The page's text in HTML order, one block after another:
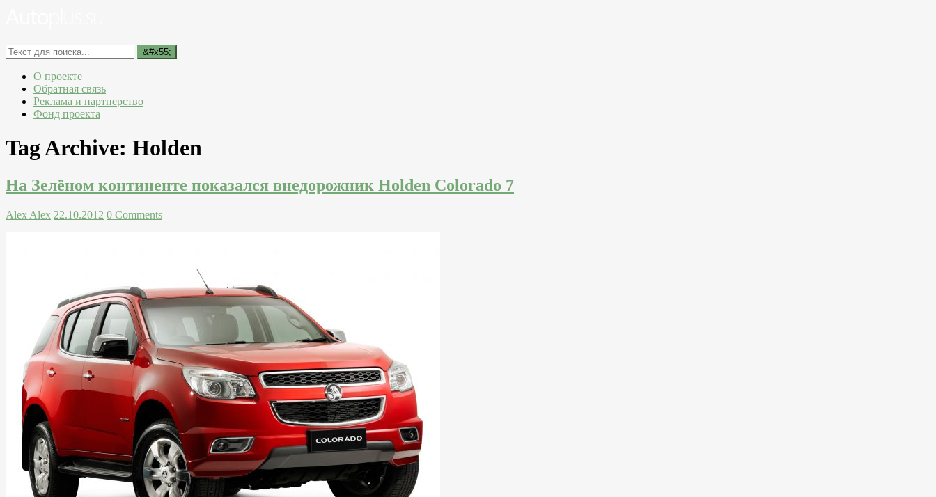
О проекте
Обратная связь
Реклама и партнерство
Фонд проекта
Tag Archive: Holden
На Зелёном континенте показался внедорожник Holden Colorado 7
Alex Alex 22.10.2012 0 Comments